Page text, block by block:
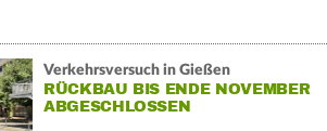
Verkehrsversuch in Gießen
RÜCKBAU BIS ENDE NOVEMBER
ABGESCHLOSSEN